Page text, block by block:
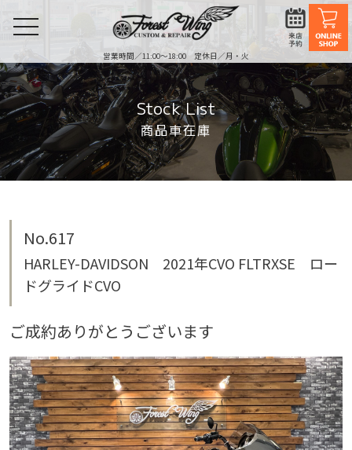
営業時間／11:00〜18:00 定休日／月・火
toggle
navigation
Stock List
商品車在庫
No.617
HARLEY-DAVIDSON 2021年CVO FLTRXSE ロー
ドグライドCVO
ご成約ありがとうございます